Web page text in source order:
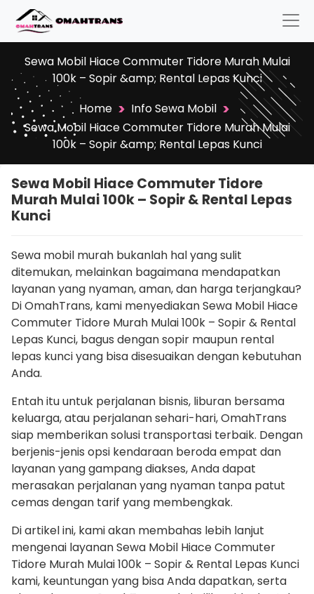
Sewa Mobil Hiace Commuter Tidore Murah Mulai
100k – Sopir &amp; Rental Lepas Kunci
Home > Info Sewa Mobil >
Sewa Mobil Hiace Commuter Tidore Murah Mulai
100k – Sopir &amp; Rental Lepas Kunci
Sewa Mobil Hiace Commuter Tidore
Murah Mulai 100k – Sopir & Rental Lepas
Kunci
Sewa mobil murah bukanlah hal yang sulit
ditemukan, melainkan bagaimana mendapatkan
layanan yang nyaman, aman, dan harga terjangkau?
Di OmahTrans, kami menyediakan Sewa Mobil Hiace
Commuter Tidore Murah Mulai 100k – Sopir & Rental
Lepas Kunci, bagus dengan sopir maupun rental
lepas kunci yang bisa disesuaikan dengan kebutuhan
Anda.
Entah itu untuk perjalanan bisnis, liburan bersama
keluarga, atau perjalanan sehari-hari, OmahTrans
siap memberikan solusi transportasi terbaik. Dengan
berjenis-jenis opsi kendaraan beroda empat dan
layanan yang gampang diakses, Anda dapat
merasakan perjalanan yang nyaman tanpa patut
cemas dengan tarif yang membengkak.
Di artikel ini, kami akan membahas lebih lanjut
mengenai layanan Sewa Mobil Hiace Commuter
Tidore Murah Mulai 100k – Sopir & Rental Lepas Kunci
kami, keuntungan yang bisa Anda dapatkan, serta